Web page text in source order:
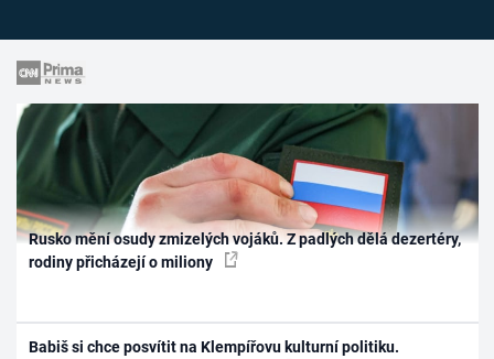
Rusko mění osudy zmizelých vojáků. Z padlých dělá dezertéry,
rodiny přicházejí o miliony
Babiš si chce posvítit na Klempířovu kulturní politiku.